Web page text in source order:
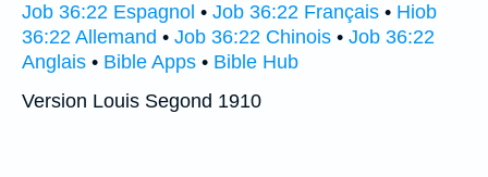
Job 36:22 Espagnol • Job 36:22 Français • Hiob
36:22 Allemand • Job 36:22 Chinois • Job 36:22
Anglais • Bible Apps • Bible Hub
Version Louis Segond 1910